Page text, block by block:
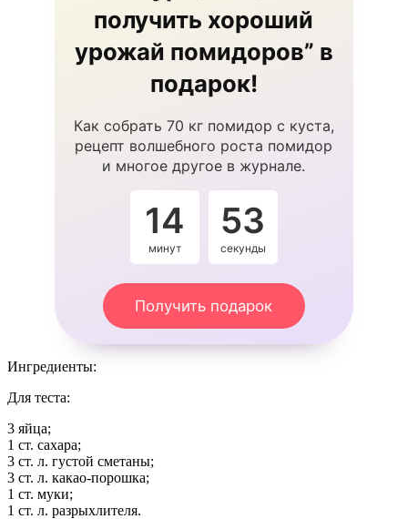
получить хороший
урожай помидоров” в
подарок!
Как собрать 70 кг помидор с куста,
рецепт волшебного роста помидор
и многое другое в журнале.
14
минут
53
секунды
Получить подарок
Ингредиенты:
Для теста:
3 яйца;
1 ст. сахара;
3 ст. л. густой сметаны;
3 ст. л. какао-порошка;
1 ст. муки;
1 ст. л. разрыхлителя.